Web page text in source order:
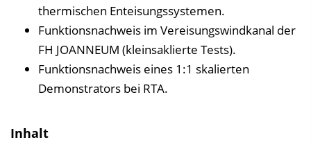
thermischen Enteisungssystemen.
Funktionsnachweis im Vereisungswindkanal der
FH JOANNEUM (kleinsaklierte Tests).
Funktionsnachweis eines 1:1 skalierten
Demonstrators bei RTA.
Inhalt